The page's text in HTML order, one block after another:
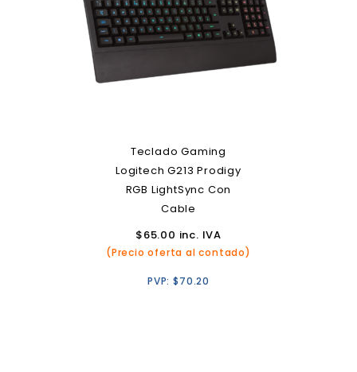
Teclado Gaming
Logitech G213 Prodigy
RGB LightSync Con
Cable
$65.00 inc. IVA
(Precio oferta al contado)
PVP:$70.20